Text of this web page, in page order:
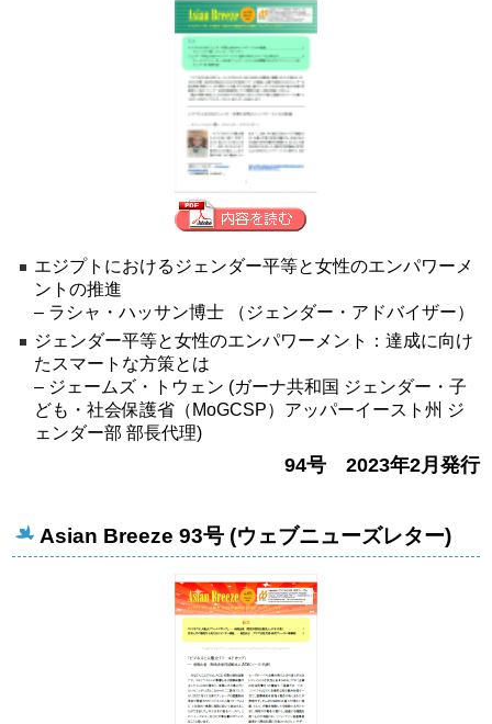
エジプトにおけるジェンダー平等と女性のエンパワーメ
ントの推進
– ラシャ・ハッサン博士 （ジェンダー・アドバイザー）
ジェンダー平等と女性のエンパワーメント：達成に向け
たスマートな方策とは
– ジェームズ・トウェン (ガーナ共和国 ジェンダー・子
ども・社会保護省（MoGCSP）アッパーイースト州 ジ
ェンダー部 部長代理)
94号 2023年2月発行
Asian Breeze 93号 (ウェブニューズレター)